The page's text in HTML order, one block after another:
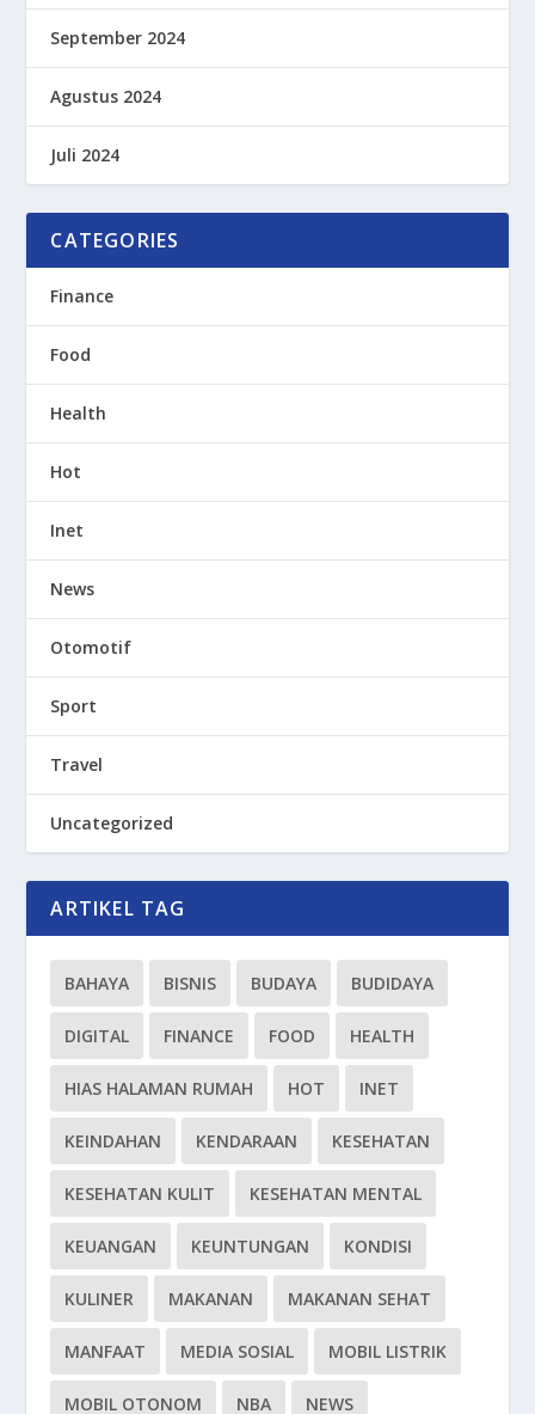
September 2024
Agustus 2024
Juli 2024
CATEGORIES
Finance
Food
Health
Hot
Inet
News
Otomotif
Sport
Travel
Uncategorized
ARTIKEL TAG
BAHAYA BISNIS BUDAYA BUDIDAYA
DIGITAL FINANCE FOOD HEALTH
HIAS HALAMAN RUMAH HOT INET
KEINDAHAN KENDARAAN KESEHATAN
KESEHATAN KULIT KESEHATAN MENTAL
KEUANGAN KEUNTUNGAN KONDISI
KULINER MAKANAN MAKANAN SEHAT
MANFAAT MEDIA SOSIAL MOBIL LISTRIK
MOBIL OTONOM NBA NEWS